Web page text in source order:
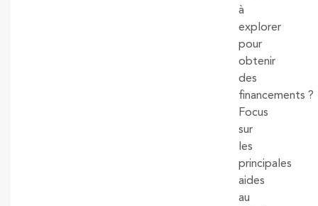
à
explorer
pour
obtenir
des
financements ?
Focus
sur
les
principales
aides
au